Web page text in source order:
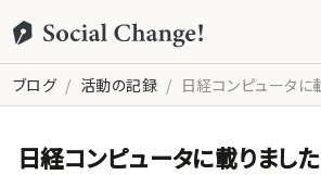
ブログ 活動の記録 日経コンピュータに
日経コンピュータに載りました